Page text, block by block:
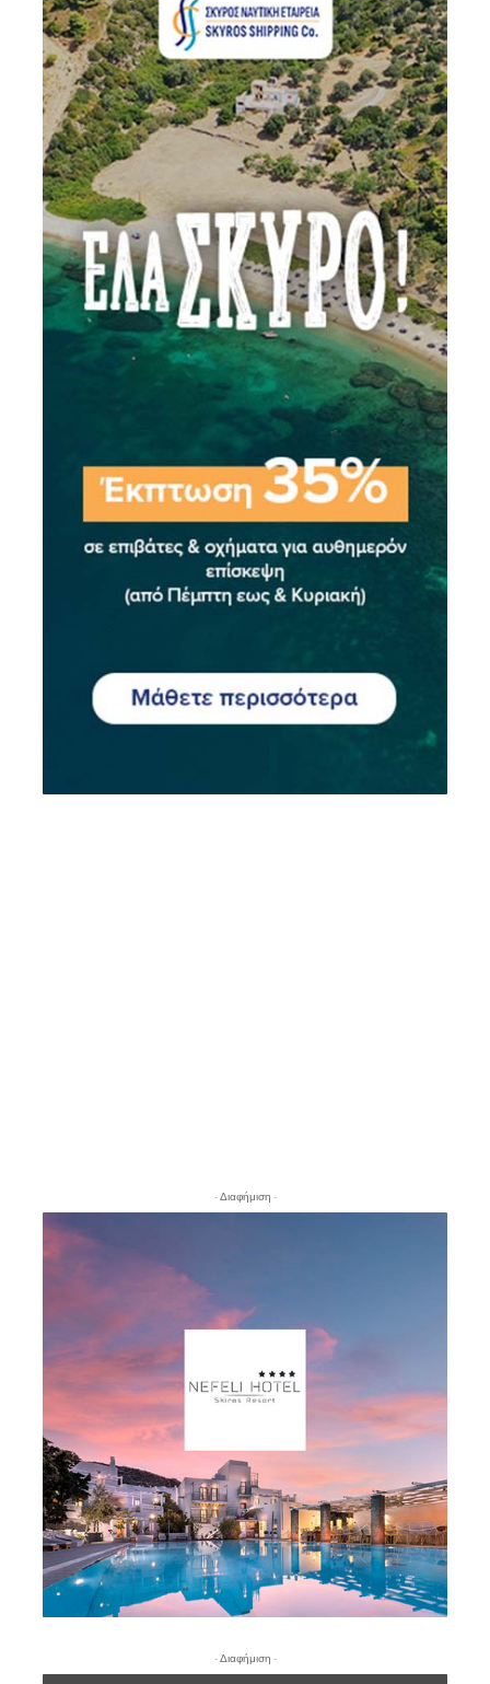
- Διαφήμιση -
- Διαφήμιση -